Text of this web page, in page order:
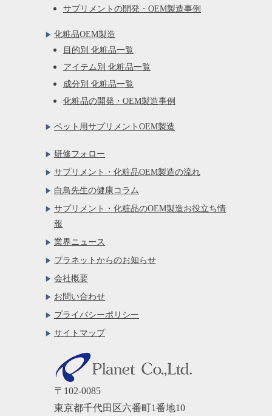
サプリメントの開発・OEM製造事例
化粧品OEM製造
目的別 化粧品一覧
アイテム別 化粧品一覧
成分別 化粧品一覧
化粧品の開発・OEM製造事例
ペット用サプリメントOEM製造
研修フォロー
サプリメント・化粧品OEM製造の流れ
白鳥先生の健康コラム
サプリメント・化粧品のOEM製造お役立ち情
報
業界ニュース
プラネットからのお知らせ
会社概要
お問い合わせ
プライバシーポリシー
サイトマップ
〒102-0085
東京都千代田区六番町1番地10